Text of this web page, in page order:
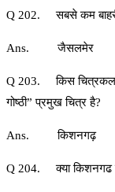
Q 202. सबसे कम बाहरी
Ans. जैसलमेर
Q 203. किस चित्रकला
गोष्ठी” प्रमुख चित्र है?
Ans. किशनगढ़
Q 204. क्या किशनगढ